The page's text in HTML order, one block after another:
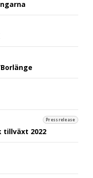
Pressrelease
tillväxt 2022